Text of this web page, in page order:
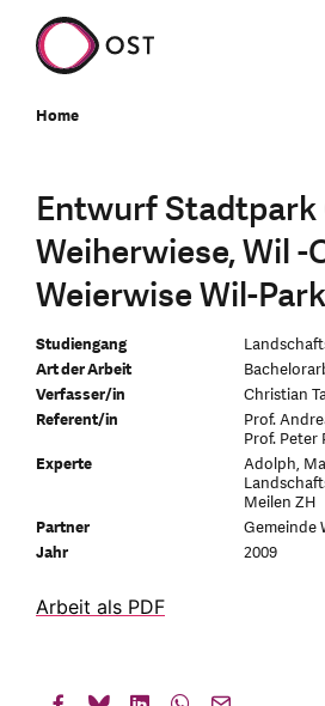
Home
Entwurf Stadtpark
Weiherwiese, Wil -
Weierwise Wil-
Studiengang
Art der Arbeit
Verfasser/in
Christian
Referent/in
Prof.
Prof. Peter
Experte
Adolph,
Meilen ZH
Partner
Gemeinde
Jahr
2009
Arbeit als PDF